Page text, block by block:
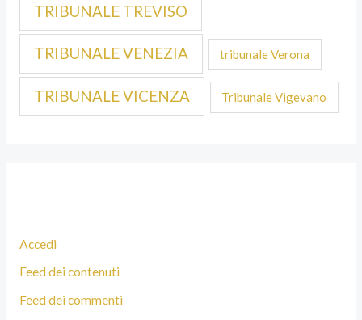
TRIBUNALE TREVISO
TRIBUNALE VENEZIA tribunale Verona
TRIBUNALE VICENZA Tribunale Vigevano
Accedi
Feed dei contenuti
Feed dei commenti